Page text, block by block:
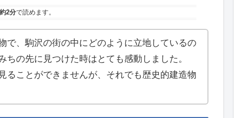
約2分で読めます。
で、駒沢の街の中にどのように立地しているの
ちの先に見つけた時はとても感動しました。
ることができませんが、それでも歴史的建造物